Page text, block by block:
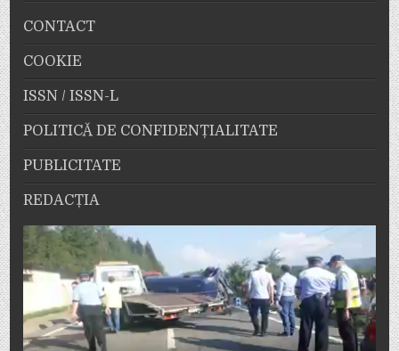
CONTACT
COOKIE
ISSN / ISSN-L
POLITICĂ DE CONFIDENȚIALITATE
PUBLICITATE
REDACȚIA